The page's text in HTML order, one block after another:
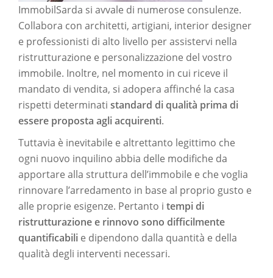
ImmobilSarda si avvale di numerose consulenze.
Collabora con architetti, artigiani, interior designer
e professionisti di alto livello per assistervi nella
ristrutturazione e personalizzazione del vostro
immobile. Inoltre, nel momento in cui riceve il
mandato di vendita, si adopera affinché la casa
rispetti determinati standard di qualità prima di
essere proposta agli acquirenti.
Tuttavia è inevitabile e altrettanto legittimo che
ogni nuovo inquilino abbia delle modifiche da
apportare alla struttura dell’immobile e che voglia
rinnovare l’arredamento in base al proprio gusto e
alle proprie esigenze. Pertanto i tempi di
ristrutturazione e rinnovo sono difficilmente
quantificabili e dipendono dalla quantità e della
qualità degli interventi necessari.